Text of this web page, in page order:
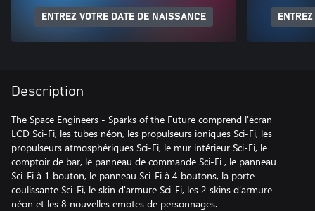
ENTREZ VOTRE DATE DE NAISSANCE
Description
The Space Engineers - Sparks of the Future comprend l'écran
LCD Sci-Fi, les tubes néon, les propulseurs ioniques Sci-Fi, les
propulseurs atmosphériques Sci-Fi, le mur intérieur Sci-Fi, le
comptoir de bar, le panneau de commande Sci-Fi , le panneau
Sci-Fi à 1 bouton, le panneau Sci-Fi à 4 boutons, la porte
coulissante Sci-Fi, le skin d'armure Sci-Fi, les 2 skins d'armure
néon et les 8 nouvelles emotes de personnages.